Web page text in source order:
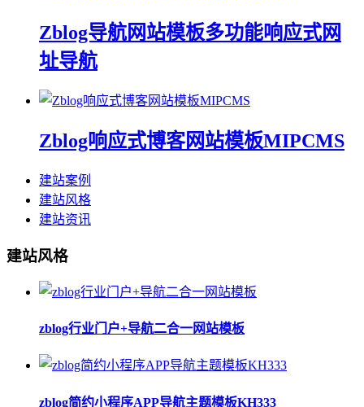
Zblog导航网站模板多功能响应式网
址导航
Zblog响应式博客网站模板MIPCMS
建站案例
建站风格
建站资讯
建站风格
zblog行业门户+导航二合一网站模板
zblog简约小程序APP导航主题模板KH333